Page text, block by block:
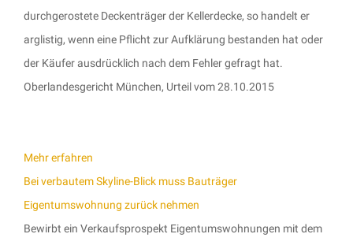
durchgerostete Deckenträger der Kellerdecke, so handelt er
arglistig, wenn eine Pflicht zur Aufklärung bestanden hat oder
der Käufer ausdrücklich nach dem Fehler gefragt hat.
Oberlandesgericht München, Urteil vom 28.10.2015
Mehr erfahren
Bei verbautem Skyline-Blick muss Bauträger
Eigentumswohnung zurück nehmen
Bewirbt ein Verkaufsprospekt Eigentumswohnungen mit dem